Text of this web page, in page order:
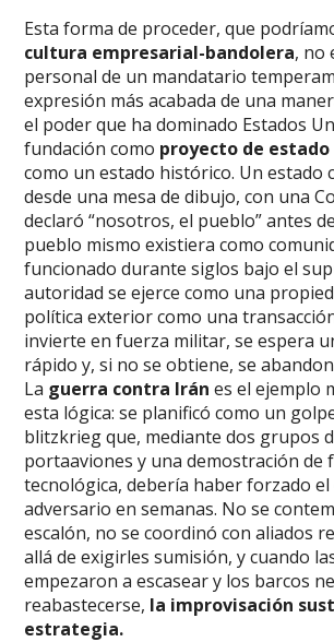
Esta forma de proceder, que
cultura empresarial-bandolera, no
personal de un mandatario
expresión más acabada de una
el poder que ha dominado Estados
fundación como proyecto de estado
como un estado histórico. Un estado
desde una mesa de dibujo, con una
declaró “nosotros, el pueblo” antes
pueblo mismo existiera como
funcionado durante siglos bajo el
autoridad se ejerce como una
política exterior como una
invierte en fuerza militar, se espera
rápido y, si no se obtiene, se
La guerra contra Iránes el ejemplo
esta lógica: se planificó como un
blitzkrieg que, mediante dos grupos
portaaviones y una demostración de
tecnológica, debería haber forzado el
adversario en semanas. No se
escalón, no se coordinó con aliados
allá de exigirles sumisión, y cuando
empezaron a escasear y los barcos
reabastecerse, la improvisación
estrategia.